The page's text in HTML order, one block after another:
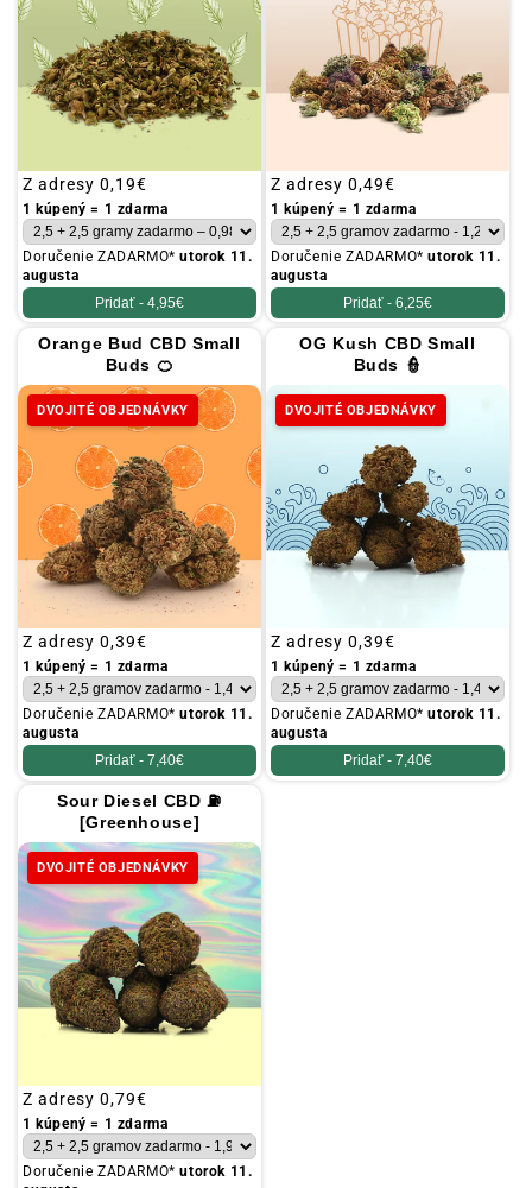
Obvyklá
cena
Z adresy 0,19€
1 kúpený = 1 zdarma
Doručenie ZADARMO*utorok 11.
augusta
Pridať - 4,95€
Obvyklá
cena
Z adresy 0,49€
1 kúpený = 1 zdarma
Doručenie ZADARMO*utorok 11.
augusta
Pridať - 6,25€
Orange Bud CBD Small
Buds 🍊
DVOJITÉ OBJEDNÁVKY
Obvyklá
cena
Z adresy 0,39€
1 kúpený = 1 zdarma
Doručenie ZADARMO*utorok 11.
augusta
Pridať - 7,40€
OG Kush CBD Small
Buds 👮
DVOJITÉ OBJEDNÁVKY
Obvyklá
cena
Z adresy 0,39€
1 kúpený = 1 zdarma
Doručenie ZADARMO*utorok 11.
augusta
Pridať - 7,40€
Sour Diesel CBD ⛽
[Greenhouse]
DVOJITÉ OBJEDNÁVKY
Obvyklá
cena
Z adresy 0,79€
1 kúpený = 1 zdarma
Doručenie ZADARMO*utorok 11.